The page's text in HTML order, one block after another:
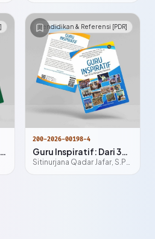
Uṣhūl Fiqh dan Maqāṣid al-Syarī'ah: Kerangka Metodologis Fiqh Muamalah Māliyah Kontemporer
Pendidikan & Referensi [PDR]
200-2026-00198-4
Guru Inspiratif: Dari 3T ke Panggung Nasional
Sitinurjana Qadar Jafar, S.Pd., Gr, Gaudensius Prasisko De Pasionis, S.Pd., Gr, Welemfridus Ndiwa, S.Pd., M.Pd, Syahriyati, S.Pd., M.Pd